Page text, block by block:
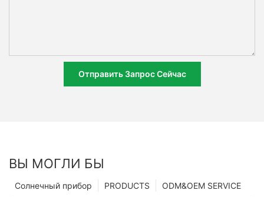
Отправить Запрос Сейчас
ВЫ МОГЛИ БЫ
ODM&OEM SERVICE
PRODUCTS
Солнечный прибор